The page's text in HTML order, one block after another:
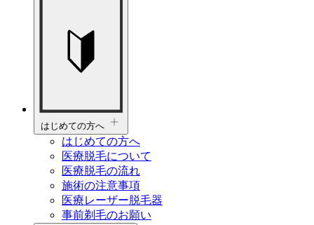
はじめての方へ
はじめての方へ
医療脱毛について
医療脱毛の流れ
施術の注意事項
医療レーザー脱毛器
事前剃毛のお願い